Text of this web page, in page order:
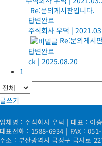
Re:문의게시판입니다.
답변완료
주식회사 우덕 |
Re:문의게시
답변완료
ck | 2025.08.20
1
글쓰기
업체명 : 주식회사 우덕 | 대표 : 이
대표전화 : 1588-6934 | FAX :
주소 : 부산광역시 금정구 금사로